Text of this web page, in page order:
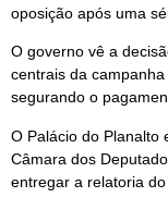
oposição após uma
O governo vê a
centrais da
segurando o
O Palácio do Planalto
Câmara dos
entregar a relatoria